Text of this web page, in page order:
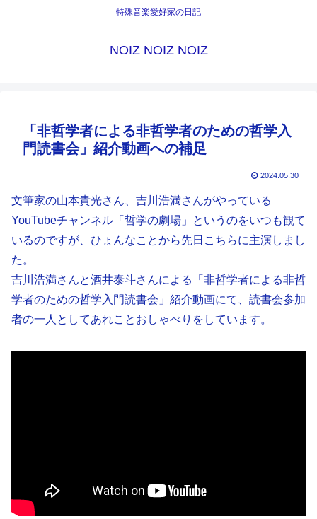
特殊音楽愛好家の日記
NOIZ NOIZ NOIZ
「非哲学者による非哲学者のための哲学入
門読書会」紹介動画への補足
2024.05.30
文筆家の山本貴光さん、吉川浩満さんがやっている
YouTubeチャンネル「哲学の劇場」というのをいつも観て
いるのですが、ひょんなことから先日こちらに主演しまし
た。
吉川浩満さんと酒井泰斗さんによる「非哲学者による非哲
学者のための哲学入門読書会」紹介動画にて、読書会参加
者の一人としてあれことおしゃべりをしています。